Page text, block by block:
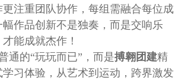
注重团队协作，每组需融合每位成
幅作品创新不是独奏，而是交响乐
能成就杰作！
通的“玩玩而已”，而是搏翱团建精
习体验，从艺术到运动，跨界激发